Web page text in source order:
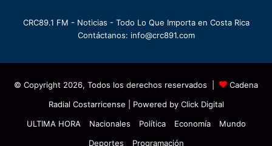
CRC89.1 FM - Noticias - Todo Lo Que Importa en Costa Rica
Contáctanos: info@crc891.com
© Copyright 2026, Todos los derechos reservados |
Cadena
Radial Costarricense | Powered by Click Digital
ULTIMA HORA
Nacionales Política Economía
Mundo
Deportes
Programación